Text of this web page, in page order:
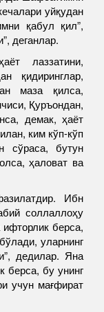
уйқудан
қабул қил”,
деганлар.
лаззатини,
қидиринглар,
маза қилса,
Қуръондан,
демак, ҳаёт
ким кўп-кўп
сўраса, бутун
ҳаловат ва
Ибн
соллаллоҳу
берса,
уларнинг
дедилар. Яна
берса, бу унинг
учун мағфират